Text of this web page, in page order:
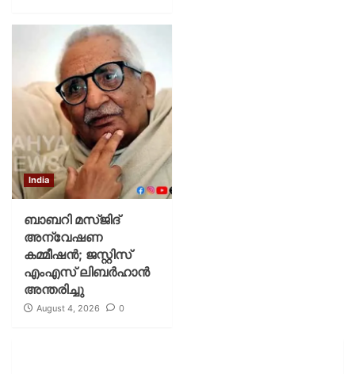
India
ബാബറി മസ്ജിദ്
അന്വേഷണ
കമ്മീഷന്‍; ജസ്റ്റിസ്
എംഎസ് ലിബര്‍ഹാന്‍
അന്തരിച്ചു
August 4, 2026 0